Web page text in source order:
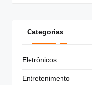
Categorias
Eletrônicos
Entretenimento